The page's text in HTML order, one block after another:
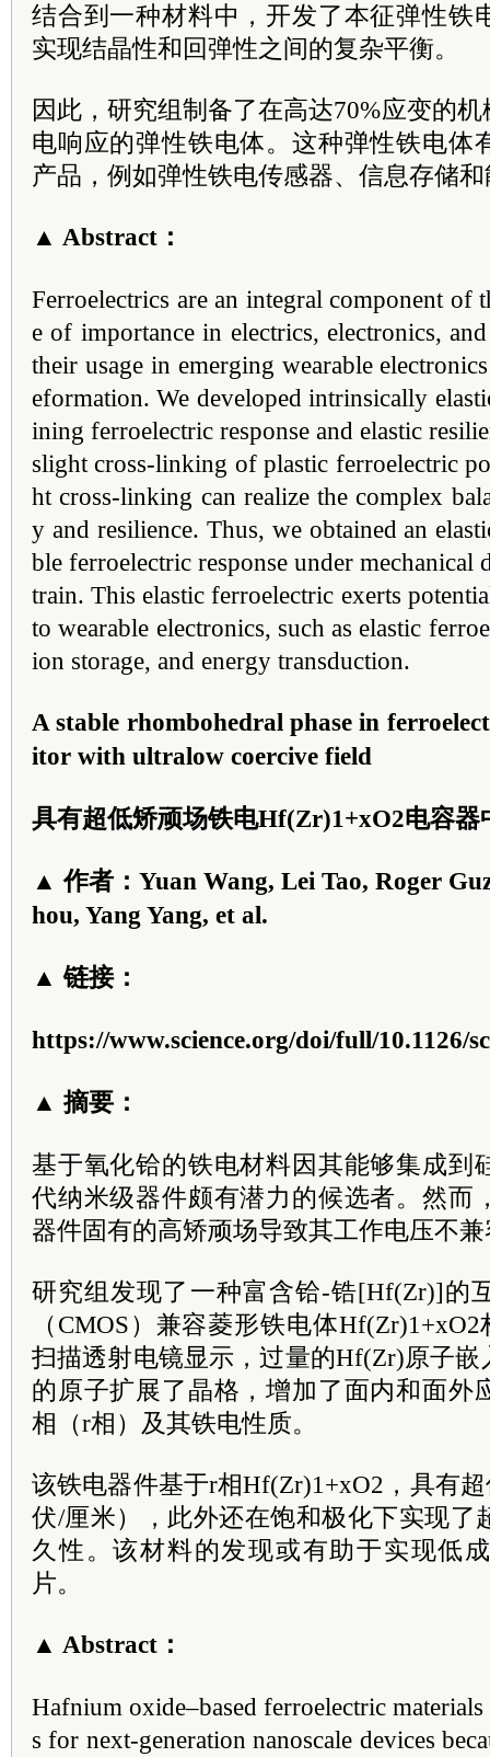
结合到一种材料中，开发了本征弹性铁
实现结晶性和回弹性之间的复杂平衡。
因此，研究组制备了在高达70%应变的
电响应的弹性铁电体。这种弹性铁电体
产品，例如弹性铁电传感器、信息存储
▲ Abstract：
Ferroelectrics are an integral component of
e of importance in electrics, electronics,
their usage in emerging wearable
eformation. We developed intrinsically
ining ferroelectric response and elastic
slight cross-linking of plastic ferroelectric
ht cross-linking can realize the complex
y and resilience. Thus, we obtained an
ble ferroelectric response under mechanical
train. This elastic ferroelectric exerts
to wearable electronics, such as elastic
ion storage, and energy transduction.
A stable rhombohedral phase in
itor with ultralow coercive field
具有超低矫顽场铁电Hf(Zr)1+xO2电容器
▲ 作者：Yuan Wang, Lei Tao, Roger
hou, Yang Yang, et al.
▲ 链接：
https://www.science.org/doi/full/10.1126/
▲ 摘要：
基于氧化铪的铁电材料因其能够集成到
代纳米级器件颇有潜力的候选者。然而
器件固有的高矫顽场导致其工作电压不
研究组发现了一种富含铪-锆[Hf(Zr)]的
（CMOS）兼容菱形铁电体
扫描透射电镜显示，过量的Hf(Zr)原子
的原子扩展了晶格，增加了面内和面外
相（r相）及其铁电性质。
该铁电器件基于r相Hf(Zr)1+xO2，具有
伏/厘米），此外还在饱和极化下实现了
久性。该材料的发现或有助于实现低
片。
▲ Abstract：
Hafnium oxide–based ferroelectric
s for next-generation nanoscale devices